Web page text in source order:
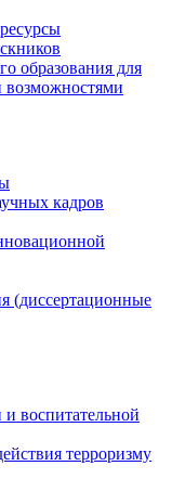
образования для
кадров
(диссертационные
воспитательной
терроризму